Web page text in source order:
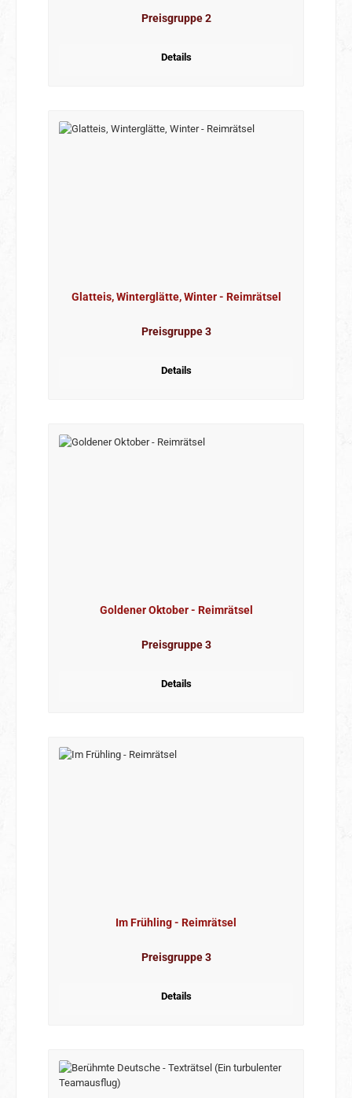
Preisgruppe 2
Details
Glatteis, Winterglätte, Winter - Reimrätsel
Preisgruppe 3
Details
Goldener Oktober - Reimrätsel
Preisgruppe 3
Details
Im Frühling - Reimrätsel
Preisgruppe 3
Details